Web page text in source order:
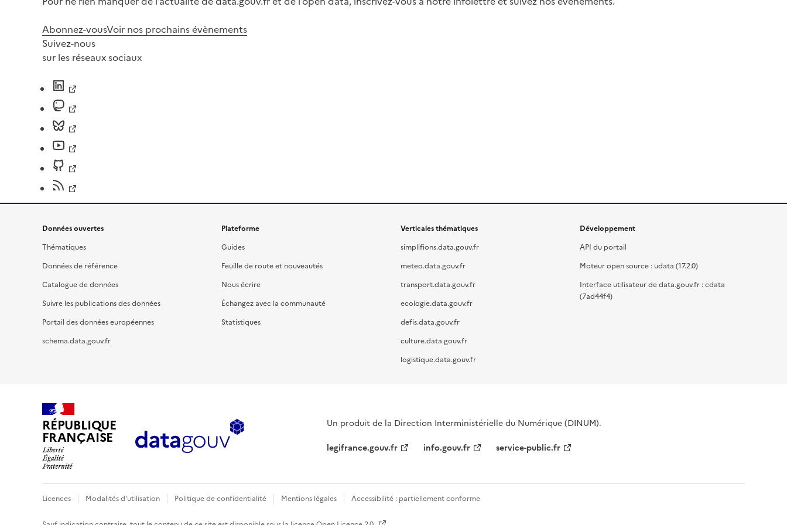
Abonnez-vousVoir nos prochains évènements
Suivez-nous
sur les réseaux sociaux
Données ouvertes
Thématiques
Données de référence
Catalogue de données
Suivre les publications des données
Portail des données européennes
schema.data.gouv.fr
Plateforme
Guides
Feuille de route et nouveautés
Nous écrire
Échangez avec la communauté
Statistiques
Verticales thématiques
simplifions.data.gouv.fr
meteo.data.gouv.fr
transport.data.gouv.fr
ecologie.data.gouv.fr
defis.data.gouv.fr
culture.data.gouv.fr
logistique.data.gouv.fr
Développement
API du portail
Moteur open source : udata (17.2.0)
Interface utilisateur de data.gouv.fr : cdata
(7ad44f4)
RÉPUBLIQUE
FRANÇAISE
Un produit de la Direction Interministérielle du Numérique (DINUM).
legifrance.gouv.fr
info.gouv.fr service-public.fr
Licences Modalités d'utilisation Politique de confidentialité Mentions légales Accessibilité : partiellement conforme